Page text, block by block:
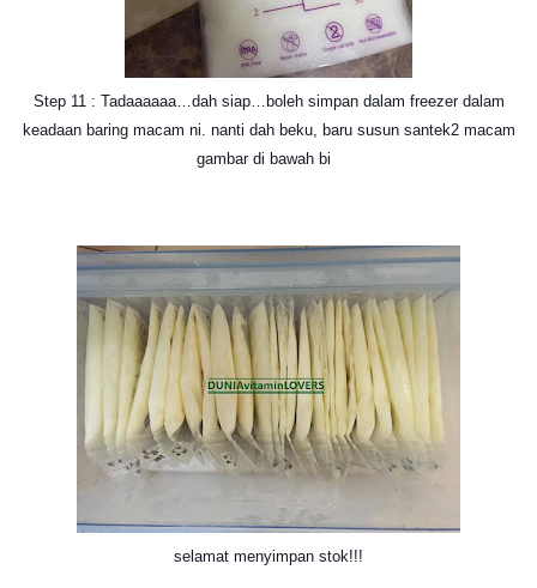
Step 11 : Tadaaaaaa…dah siap…boleh simpan dalam freezer dalam
keadaan baring macam ni. nanti dah beku, baru susun santek2 macam
gambar di bawah bi
selamat menyimpan stok!!!